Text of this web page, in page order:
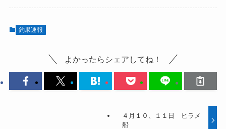
釣果速報
よかったらシェアしてね！
４月１０、１１日 ヒラメ
船